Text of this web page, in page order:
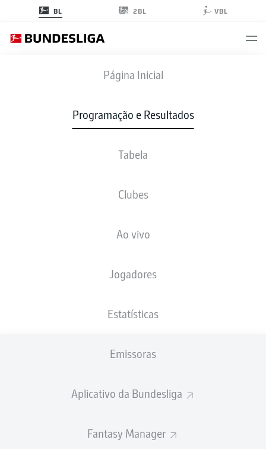
BL 2BL VBL
Página Inicial
Programação e Resultados
Tabela
Clubes
Ao vivo
Jogadores
Estatísticas
Emissoras
Aplicativo da Bundesliga
Fantasy Manager
M05 SGE
ESCALAÇÕES